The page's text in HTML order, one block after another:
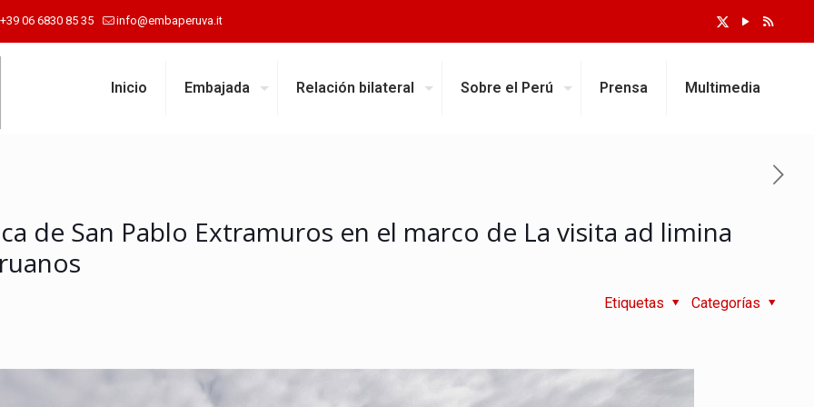
+39 06 6830 85 35 info@embaperuva.it
Inicio Embajada Relación bilateral Sobre el Perú Prensa Multimedia
de San Pablo Extramuros en el marco de La visita ad limina
Categorías
Etiquetas